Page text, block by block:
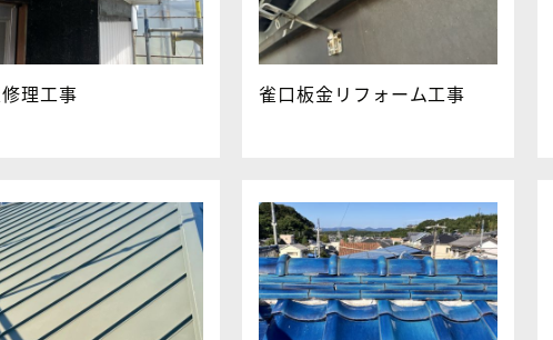
理工事 雀口板金リフォーム工事